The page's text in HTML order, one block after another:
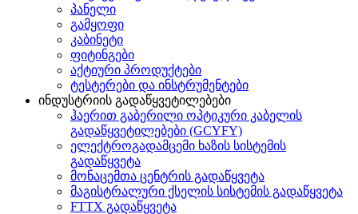
პანელი
გამყოფი
კაბინეტი
ფიტინგები
აქტიური პროდუქტები
ტესტერები და ინსტრუმენტები
ინდუსტრიის გადაწყვეტილებები
ჰაერით გაბერილი ოპტიკური კაბელის
გადაწყვეტილებები (GCYFY)
ელექტროგადამცემი ხაზის სისტემის
გადაწყვეტა
მონაცემთა ცენტრის გადაწყვეტა
მაგისტრალური ქსელის სისტემის გადაწყვეტა
FTTX გადაწყვეტა